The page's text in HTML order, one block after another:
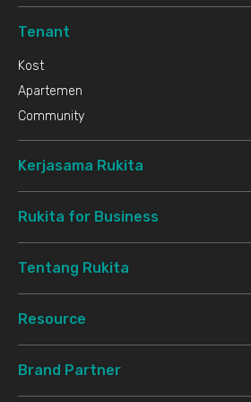
Tenant
Kost
Apartemen
Community
Kerjasama Rukita
Rukita for Business
Tentang Rukita
Resource
Brand Partner